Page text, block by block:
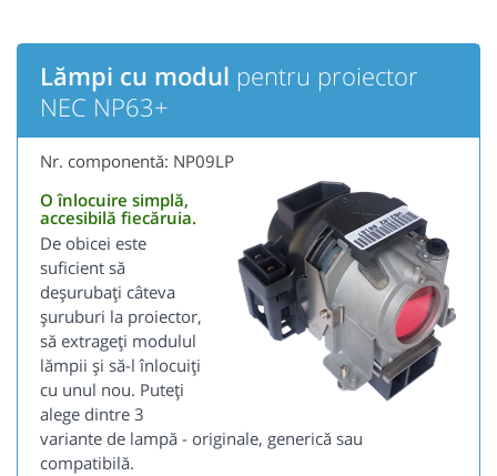
Lămpi cu modul pentru proiector
NEC NP63+
Nr. componentă: NP09LP
O înlocuire simplă,
accesibilă fiecăruia.
De obicei este
suficient să
deșurubați câteva
șuruburi la proiector,
să extrageți modulul
lămpii și să-l înlocuiți
cu unul nou. Puteți
alege dintre 3
variante de lampă - originale, generică sau
compatibilă.